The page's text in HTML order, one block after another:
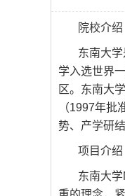
院校介绍
东南大
学入选世界
区。东南大
（1997年
势、产学研
项目介绍
东南大